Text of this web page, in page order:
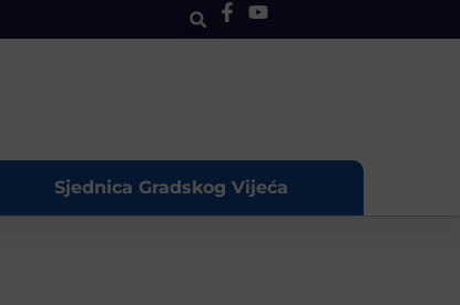
Sjednica Gradskog Vijeća